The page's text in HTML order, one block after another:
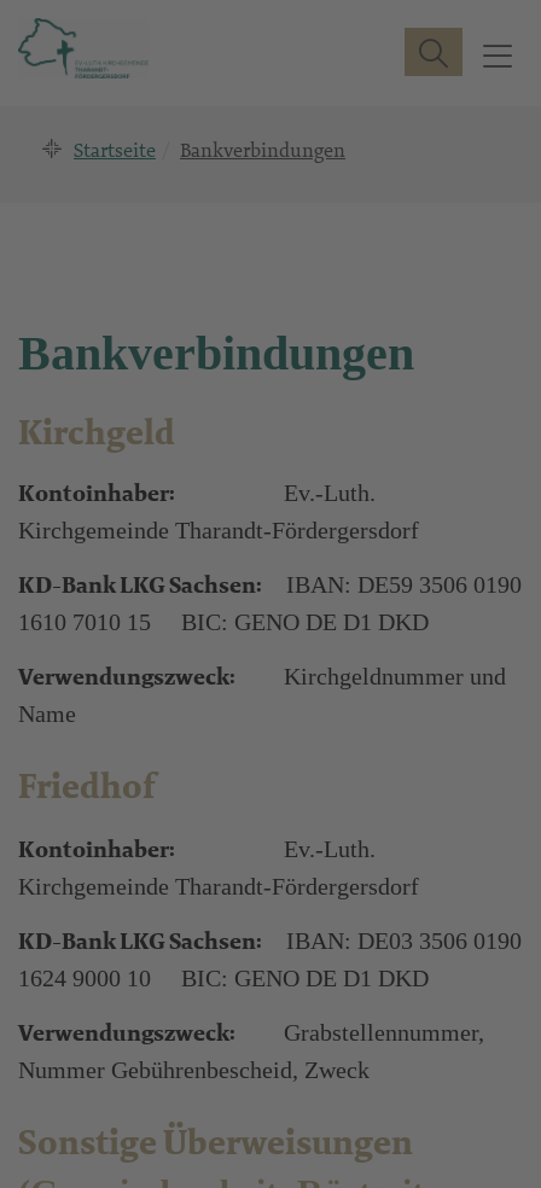
T
Suche
Startseite Bankverbindungen
Bankverbindungen
Kirchgeld
Kontoinhaber: Ev.-Luth.
Kirchgemeinde Tharandt-Fördergersdorf
KD-Bank LKG Sachsen: IBAN: DE59 3506 0190
1610 7010 15 BIC: GENO DE D1 DKD
Verwendungszweck: Kirchgeldnummer und
Name
Friedhof
Kontoinhaber: Ev.-Luth.
Kirchgemeinde Tharandt-Fördergersdorf
KD-Bank LKG Sachsen: IBAN: DE03 3506 0190
1624 9000 10 BIC: GENO DE D1 DKD
Verwendungszweck: Grabstellennummer,
Nummer Gebührenbescheid, Zweck
Sonstige Überweisungen